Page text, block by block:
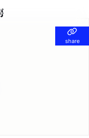
share
share